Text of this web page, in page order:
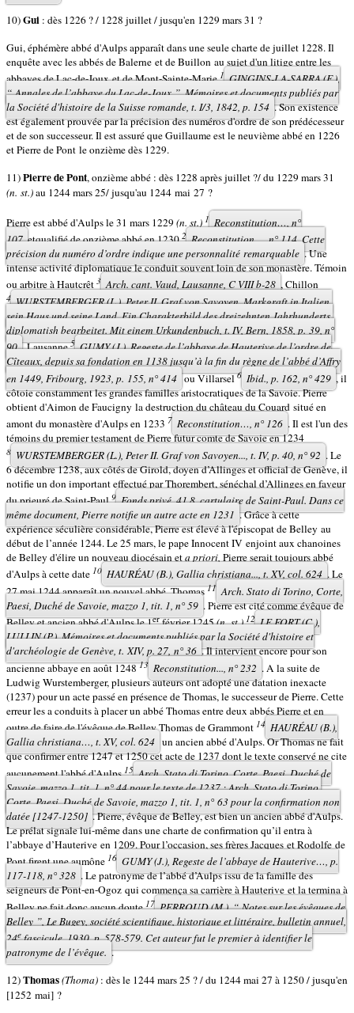
10)Gui : dès 1226 ? / 1228 juillet / jusqu'en 1229 mars 31 ?
Gui, éphémère abbé d'Aulps apparaît dans une seule charte de juillet 1228. Il
enquête avec les abbés de Balerne et de Buillon au sujet d'un litige entre les
abbayes de Lac-de-Joux et de Mont-Sainte-Marie 1 GINGINS-LA-SARRA (F.),
“ Annales de l’abbaye du Lac-de-Joux ”, Mémoires et documents publiés par
la Société d'histoire de la Suisse romande, t. I/3, 1842, p. 154 . Son existence
est également prouvée par la précision des numéros d'ordre de son prédécesseur
et de son successeur. Il est assuré que Guillaume est le neuvième abbé en 1226
et Pierre de Pont le onzième dès 1229.
11)Pierre de Pont, onzième abbé : dès 1228 après juillet ?/ du 1229 mars 31
(n. st.)au 1244 mars 25/ jusqu'au 1244 mai 27 ?
Pierre est abbé d'Aulps le 31 mars 1229 (n. st.) 1 Reconstitution…, n°
107 etqualifié de onzième abbé en 1230 2 Reconstitution…,n° 114. Cette
précision du numéro d’ordre indique une personnalité remarquable . Une
intense activité diplomatique le conduit souvent loin de son monastère. Témoin
ou arbitre à Hautcrêt 3 Arch. cant. Vaud, Lausanne, C VIII b-28 , Chillon
4 WURSTEMBERGER (L.),Peter II. Graf von Savoyen, Markgraft in Italien,
sein Haus und seine Land. Ein Charakterbild des dreizehnten Jahrhunderts,
diplomatish bearbeitet.Mit einem Urkundenbuch,t. IV, Bern, 1858, p. 39, n°
90 , Lausanne 5 GUMY (J.),Regeste de l’abbaye de Hauterive de l’ordre de
Cîteaux, depuis sa fondation en 1138 jusqu’à la fin du règne de l’abbé d’Affry
en 1449, Fribourg, 1923, p. 155, n° 414 ou Villarsel 6 Ibid., p. 162, n° 429 , il
côtoie constamment les grandes familles aristocratiques de la Savoie. Pierre
obtient d'Aimon de Faucigny la destruction du château du Couard situé en
amont du monastère d'Aulps en 1233 7 Reconstitution…, n° 126 . Il est l'un des
témoins du premier testament de Pierre futur comte de Savoie en 1234
8 WURSTEMBERGER (L.), Peter II. Graf von Savoyen... , t. IV, p. 40, n° 92 . Le
6 décembre 1238, aux côtés de Girold, doyen d’Allinges et official de Genève, il
notifie un don important effectué par Thorembert, sénéchal d’Allinges en faveur
du prieuré de Saint-Paul 9 Fonds privé, 41.8, cartulaire de Saint-Paul. Dans ce
même document, Pierre notifie un autre acte en 1231 . Grâce à cette
expérience séculière considérable, Pierre est élevé à l'épiscopat de Belley au
début de l’année 1244. Le 25 mars, le pape Innocent IV enjoint aux chanoines
de Belley d'élire un nouveau diocésain eta priori,Pierre serait toujours abbé
d'Aulps à cette date 10 HAURÉAU (B.), Gallia christiana..., t. XV, col. 624 . Le
27 mai 1244 apparaît un nouvel abbé, Thomas 11 Arch. Stato di Torino, Corte,
Paesi, Duché de Savoie, mazzo 1, tit. 1, n° 59 . Pierre est cité comme évêque de
Belley et ancien abbé d'Aulps le 1erfévrier 1245(n. st.) 12 LE FORT (C.),
LULLIN (P.),Mémoires et documents publiés par la Société d'histoire et
d'archéologie de Genève, t. XIV, p. 27, n° 36 . Il intervient encore pour son
ancienne abbaye en août 1248 13 Reconstitution..., n° 232 . A la suite de
Ludwig Wurstemberger, plusieurs auteurs ont adopté une datation inexacte
(1237) pour un acte passé en présence de Thomas, le successeur de Pierre. Cette
erreur les a conduits à placer un abbé Thomas entre deux abbés Pierre et en
outre de faire de l'évêque de Belley Thomas de Grammont 14 HAURÉAU (B.),
Gallia christiana…, t. XV, col. 624 un ancien abbé d'Aulps. Or Thomas ne fait
que confirmer entre 1247 et 1250 cet acte de 1237 dont le texte conservé ne cite
aucunement l'abbé d'Aulps 15 Arch. Stato di Torino, Corte, Paesi, Duché de
Savoie, mazzo 1, tit. 1, n° 44 pour le texte de 1237 ; Arch. Stato di Torino,
Corte, Paesi, Duché de Savoie, mazzo 1, tit. 1, n° 63 pour la confirmation non
datée [1247-1250] . Pierre, évêque de Belley, est bien un ancien abbé d'Aulps.
Le prélat signale lui-même dans une charte de confirmation qu’il entra à
l’abbaye d’Hauterive en 1209. Pour l’occasion, ses frères Jacques et Rodolfe de
Pont firent une aumône 16 GUMY (J.), Regeste de l’abbaye de Hauterive…, p.
117-118, n° 328 . Le patronyme de l’abbé d’Aulps issu de la famille des
seigneurs de Pont-en-Ogoz qui commença sa carrière à Hauterive et la termina à
Belley ne fait donc aucun doute 17 PERROUD (M.), “ Notes sur les évêques de
Belley ”, Le Bugey, société scientifique, historique et littéraire, bulletin annuel,
24efascicule, 1930, p. 578-579. Cet auteur fut le premier à identifier le
patronyme de l’évêque. .
12)Thomas(Thoma) : dès le 1244 mars 25 ? / du 1244 mai 27 à 1250 / jusqu'en
[1252 mai] ?